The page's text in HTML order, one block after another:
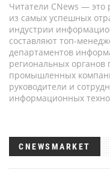
Читатели CNews — это
из самых успешных
индустрии
составляют топ-
департаментов
региональных органов
промышленных
руководители и
информационных
CNEWSMARKET